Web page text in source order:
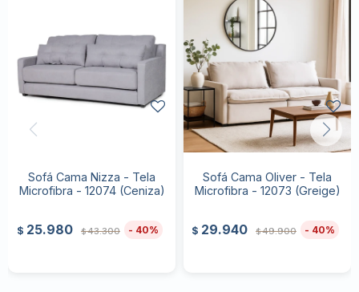
Sofá Cama Nizza - Tela
Microfibra - 12074 (Ceniza)
$ 25.980 $43.300 40
Sofá Cama Oliver - Tela
Microfibra - 12073 (Greige)
$ 29.940 $49.900 40